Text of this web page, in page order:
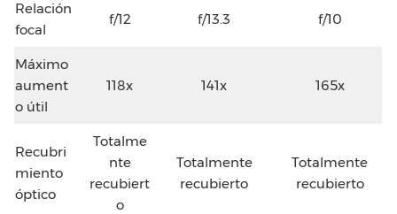
Relación
focal
f/12 f/13.3 f/10
Máximo
aument
o útil
118x 141x 165x
Recubri
miento
óptico
Totalme
nte
recubiert
o
Totalmente
recubierto
Totalmente
recubierto